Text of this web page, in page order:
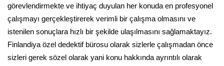
görevlendirmekte ve ihtiyaç duyulan her konuda en profesyonel
çalışmayı gerçekleştirerek verimli bir çalışma olmasını ve
istenilen sonuçlara hızlı bir şekilde ulaşılmasını sağlamaktayız.
Finlandiya özel dedektif bürosu olarak sizlerle çalışmadan önce
sizleri gerek sözel olarak yani konu hakkında ayrıntılı olarak